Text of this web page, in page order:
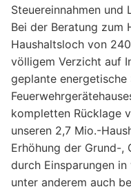
Steuereinnahmen und
Bei der Beratung zum
Haushaltsloch von
völligem Verzicht auf
geplante energetische
kompletten Rücklage
unseren 2,7 Mio.-
Erhöhung der Grund-,
durch Einsparungen
unter anderem auch